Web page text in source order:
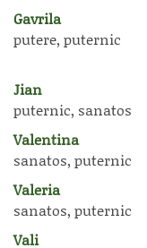
Gavrila
putere, puternic
Jian
puternic, sanatos
Valentina
sanatos, puternic
Valeria
sanatos, puternic
Vali